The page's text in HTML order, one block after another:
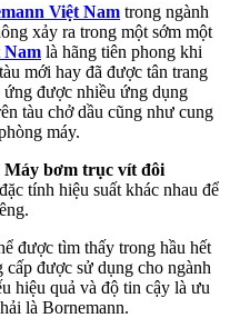
Việt Nam trong ngành
xảy ra trong một sớm một
Nam là hãng tiên phong khi
mới hay đã được tân trang
ứng được nhiều ứng dụng
tàu chở dầu cũng như cung
máy.
Máy bơm trục vít đôi
tính hiệu suất khác nhau để
được tìm thấy trong hầu hết
cấp được sử dụng cho ngành
hiệu quả và độ tin cậy là ưu
là Bornemann.